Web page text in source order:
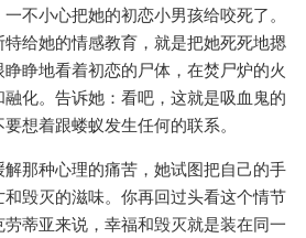
不小心把她的初恋小男孩给咬死了。
给她的情感教育，就是把她死死地摁
睁地看着初恋的尸体，在焚尸炉的火
化。告诉她：看吧，这就是吸血鬼的
想着跟蝼蚁发生任何的联系。
那种心理的痛苦，她试图把自己的手
毁灭的滋味。你再回过头看这个情节
蒂亚来说，幸福和毁灭就是装在同一